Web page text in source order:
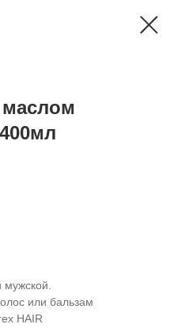
маслом
мужской.
или бальзам
HAIR